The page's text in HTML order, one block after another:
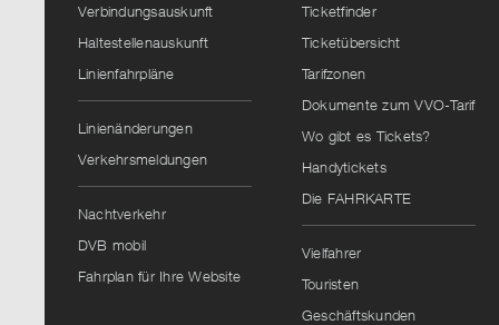
Verbindungsauskunft
Haltestellenauskunft
Linienfahrpläne
Linienänderungen
Verkehrsmeldungen
Nachtverkehr
DVB mobil
Fahrplan für Ihre Website
Ticketfinder
Ticketübersicht
Tarifzonen
Dokumente zum VVO-Tarif
Wo gibt es Tickets?
Handytickets
Die FAHRKARTE
Vielfahrer
Touristen
Geschäftskunden